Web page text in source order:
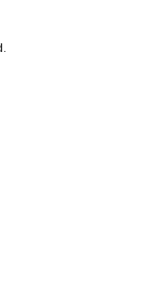
장례 지원 제도 현
자에 따라 금액과